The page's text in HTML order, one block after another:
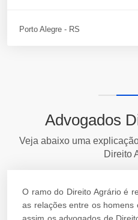
Porto Alegre - RS
Advogados
Veja abaixo uma
Direito
O ramo do Direito Agrário é
as relações entre os